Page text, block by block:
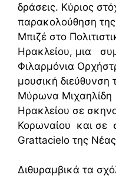
δράσεις. Κύριος
παρακολούθηση
Μπιζέ στο
Ηρακλείου, μια
Φιλαρμόνια
μουσική διεύθυνση
Μύρωνα
Ηρακλείου σε
Κορωναίου και σε
Grattacielo της
Διθυραμβικά τα